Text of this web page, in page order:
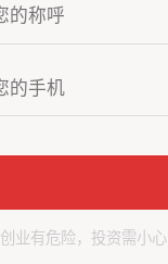
创业有危险，投资需小心